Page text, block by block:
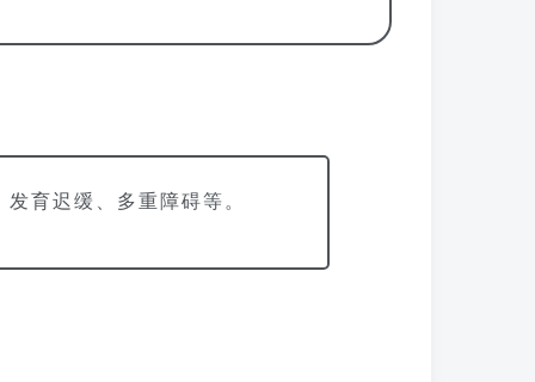
育迟缓、多重障碍等。